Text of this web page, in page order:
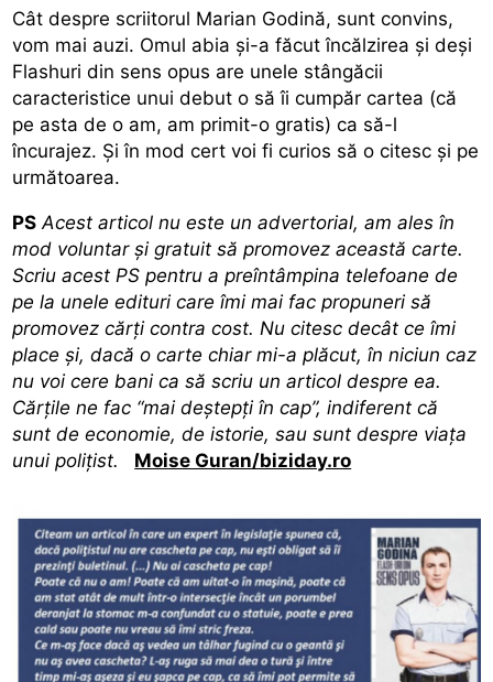
Cât despre scriitorul Marian Godină, sunt convins,
vom mai auzi. Omul abia și-a făcut încălzirea și deși
Flashuri din sens opus are unele stângăcii
caracteristice unui debut o să îi cumpăr cartea (că
pe asta de o am, am primit-o gratis) ca să-l
încurajez. Și în mod cert voi fi curios să o citesc și pe
următoarea.
PS Acest articol nu este un advertorial, am ales în
mod voluntar și gratuit să promovez această carte.
Scriu acest PS pentru a preîntâmpina telefoane de
pe la unele edituri care îmi mai fac propuneri să
promovez cărți contra cost. Nu citesc decât ce îmi
place și, dacă o carte chiar mi-a plăcut, în niciun caz
nu voi cere bani ca să scriu un articol despre ea.
Cărțile ne fac “mai deștepți în cap”, indiferent că
sunt de economie, de istorie, sau sunt despre viața
unui polițist.
Moise Guran/biziday.ro